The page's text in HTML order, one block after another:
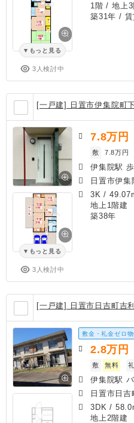
もっと見る
3人検討中
1階 / 地上3
築31年 / 賃
[一戸建] 日置市伊集院町
もっと見る
3人検討中
7.8万円
敷
7.8万円
伊集院駅
日置市伊集
3K /
地上1階建
築38年
[一戸建] 日置市日吉町吉
敷金・礼金ゼロ物
2.8万円
敷
無料 礼
伊集院駅
日置市日吉
3DK /
地上2階建